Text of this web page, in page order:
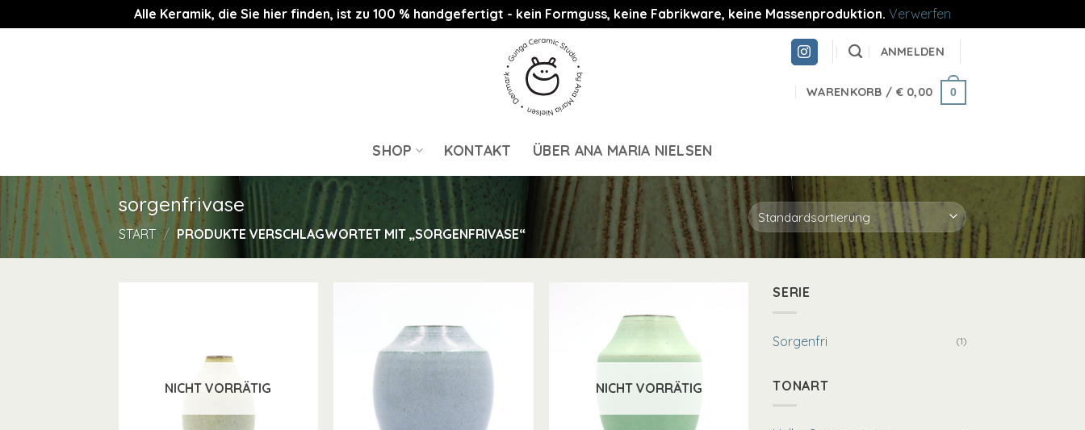
Alle Keramik, die Sie hier finden, ist zu 100 % handgefertigt - kein Formguss, keine Fabrikware, keine Massenproduktion. Verwerfen
ANMELDEN
WARENKORB / €0,00 0
SHOP KONTAKT ÜBER ANA MARIA NIELSEN
sorgenfrivase
START / PRODUKTE VERSCHLAGWORTET MIT „SORGENFRIVASE“
NICHT VORRÄTIG NICHT VORRÄTIG
SERIE
Sorgenfri (1)
TONART